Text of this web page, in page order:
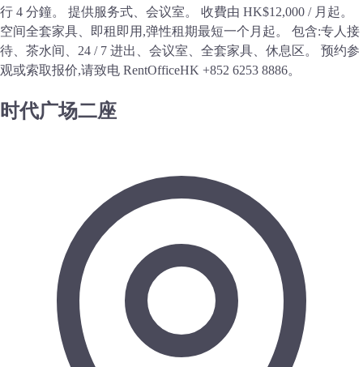
行 4 分鐘。 提供服务式、会议室。 收費由 HK$12,000 / 月起。
空间全套家具、即租即用,弹性租期最短一个月起。 包含:专人接
待、茶水间、24 / 7 进出、会议室、全套家具、休息区。 预约参
观或索取报价,请致电 RentOfficeHK +852 6253 8886。
时代广场二座